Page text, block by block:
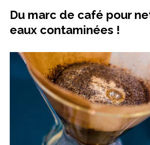
Du marc de café pour
eaux contaminées !